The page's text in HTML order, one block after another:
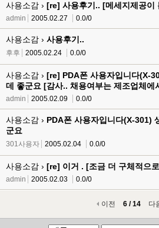
사용소감 › [re] 사용후기.. [메세지제공이
admin 2005.02.27 0.0/0
사용소감 › 사용후기..
후후 2005.02.24 0.0/0
사용소감 › [re] PDA폰 사용자입니다(X-
데 좋군요 [감사.. 채용여부는 제조업체에
admin 2005.02.09 0.0/0
사용소감 › PDA폰 사용자입니다(X-301)
군요
301사용자 2005.02.04 0.0/0
사용소감 › [re] 이거 . [조금 더 구체적으
admin 2005.02.03 0.0/0
이전 6 / 14 다